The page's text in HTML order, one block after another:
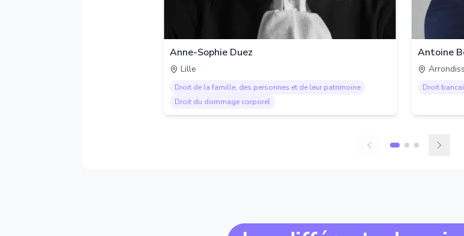
Anne-Sophie Duez
Lille
Droit de la famille, des personnes et de leur patrimoine
Droit du dommage corporel
Antoine
Droit